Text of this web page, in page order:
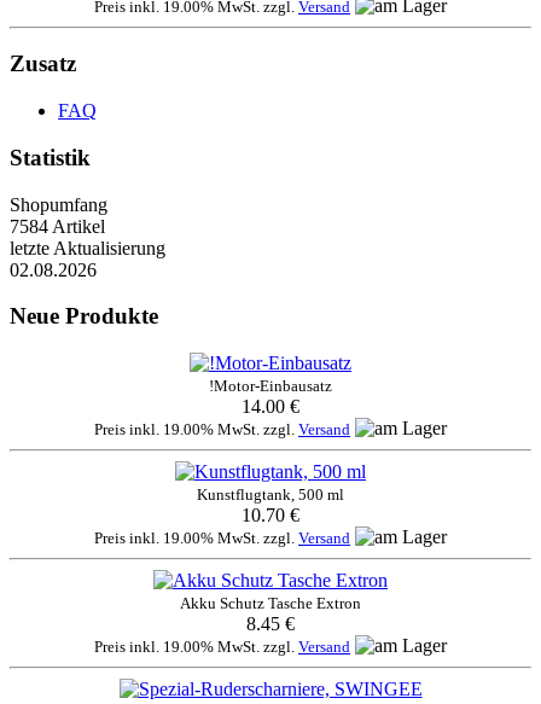
Preis inkl. 19.00% MwSt. zzgl. Versand
Zusatz
FAQ
Statistik
Shopumfang
7584 Artikel
letzte Aktualisierung
02.08.2026
Neue Produkte
!Motor-Einbausatz
14.00 €
Preis inkl. 19.00% MwSt. zzgl. Versand
Kunstflugtank, 500 ml
10.70 €
Preis inkl. 19.00% MwSt. zzgl. Versand
Akku Schutz Tasche Extron
8.45 €
Preis inkl. 19.00% MwSt. zzgl. Versand